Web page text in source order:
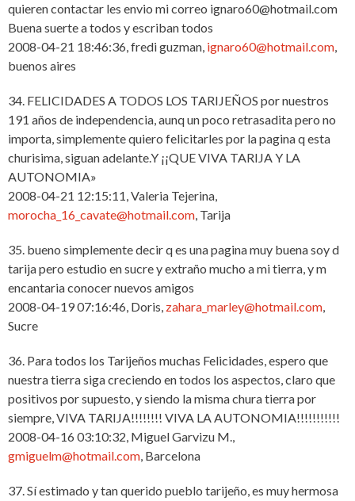
quieren contactar les envio mi correo ignaro60@hotmail.com
Buena suerte a todos y escriban todos
2008-04-21 18:46:36, fredi guzman, ignaro60@hotmail.com,
buenos aires
34. FELICIDADES A TODOS LOS TARIJEÑOS por nuestros
191 años de independencia, aunq un poco retrasadita pero no
importa, simplemente quiero felicitarles por la pagina q esta
churisima, siguan adelante.Y ¡¡QUE VIVA TARIJA Y LA
AUTONOMIA»
2008-04-21 12:15:11, Valeria Tejerina,
morocha_16_cavate@hotmail.com, Tarija
35. bueno simplemente decir q es una pagina muy buena soy d
tarija pero estudio en sucre y extraño mucho a mi tierra, y m
encantaria conocer nuevos amigos
2008-04-19 07:16:46, Doris, zahara_marley@hotmail.com,
Sucre
36. Para todos los Tarijeños muchas Felicidades, espero que
nuestra tierra siga creciendo en todos los aspectos, claro que
positivos por supuesto, y siendo la misma chura tierra por
siempre, VIVA TARIJA!!!!!!!! VIVA LA AUTONOMIA!!!!!!!!!!!
2008-04-16 03:10:32, Miguel Garvizu M.,
gmiguelm@hotmail.com, Barcelona
37. Sí estimado y tan querido pueblo tarijeño, es muy hermosa